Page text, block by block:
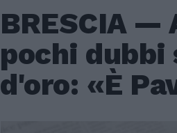
BRESCIA —
pochi dubbi
d'oro: «È